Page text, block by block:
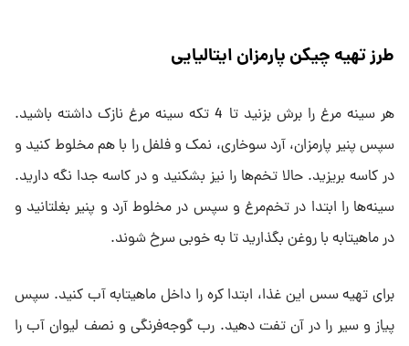
طرز تهیه چیکن پارمزان ایتالیایی
هر سینه مرغ را برش بزنید تا 4 تکه سینه مرغ نازک داشته باشید.
سپس پنیر پارمزان، آرد سوخاری، نمک و فلفل را با هم مخلوط کنید و
در کاسه بریزید. حالا تخم‌ها را نیز بشکنید و در کاسه جدا نگه دارید.
سینه‌ها را ابتدا در تخم‌مرغ و سپس در مخلوط آرد و پنیر بغلتانید و
در ماهیتابه با روغن بگذارید تا به خوبی سرخ شوند.
برای تهیه سس این غذا، ابتدا کره را داخل ماهیتابه آب کنید. سپس
پیاز و سیر را در آن تفت دهید. رب گوجه‌فرنگی و نصف لیوان آب را